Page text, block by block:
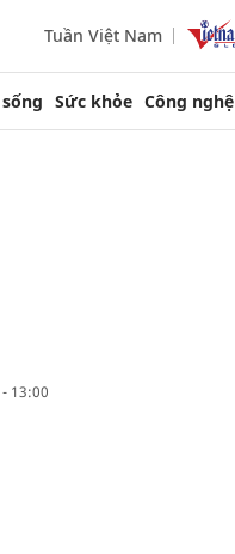
Tuần Việt Nam
Sức khỏe Công nghệ
13:00